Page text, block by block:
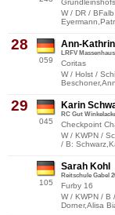
W / DR /
28
059
Ann-
LRFV
Coritas
W / Holst /
29
045
Karin
RC Gut
Checkpoint
W / KWPN /
/ B:
105
Sarah Kohl
Reitschule Gabel
Furby 16
W / KWPN / B
Dorner,Alisa